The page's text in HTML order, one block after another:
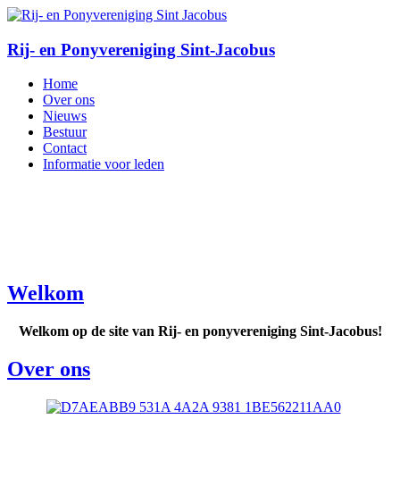
Rij- en Ponyvereniging Sint-Jacobus
Home
Over ons
Nieuws
Bestuur
Contact
Informatie voor leden
Welkom
Welkom op de site van Rij- en ponyvereniging Sint-Jacobus!
Over ons